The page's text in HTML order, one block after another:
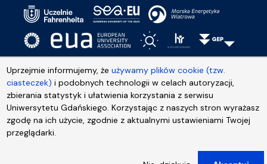
Uprzejmie informujemy, żeużywamy plików cookie (tzw.
ciasteczek) i podobnych technologii w celach autoryzacji,
zbierania statystyk i ułatwienia korzystania z serwisu
Uniwersytetu Gdańskiego. Korzystając z naszych stron wyrażasz
zgodę na ich użycie, zgodnie z aktualnymi ustawieniami Twojej
przeglądarki.